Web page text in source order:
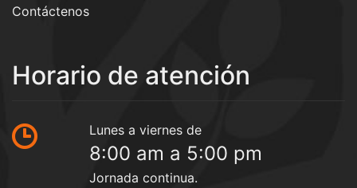
Contáctenos
Horario de atención
Lunes a viernes de
8:00 am a 5:00 pm
Jornada continua.